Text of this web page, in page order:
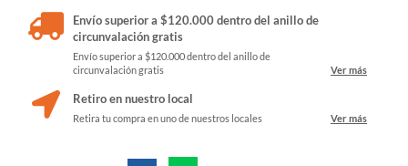
Envío superior a $120.000 dentro del anillo de
circunvalación gratis
Envío superior a $120.000 dentro del anillo de
circunvalación gratis
Ver más
Retiro en nuestro local
Retira tu compra en uno de nuestros locales Ver más